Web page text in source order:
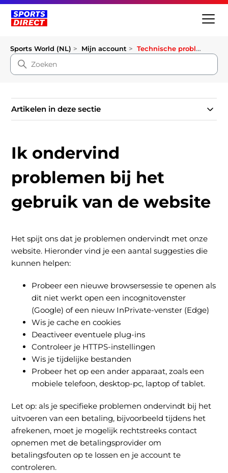
Sports World (NL) Mijn account Technische problemen
Artikelen in deze sectie
Ik ondervind
problemen bij het
gebruik van de website
Het spijt ons dat je problemen ondervindt met onze
website. Hieronder vind je een aantal suggesties die
kunnen helpen:
Probeer een nieuwe browsersessie te openen als
dit niet werkt open een incognitovenster
(Google) of een nieuw InPrivate-venster (Edge)
Wis je cache en cookies
Deactiveer eventuele plug-ins
Controleer je HTTPS-instellingen
Wis je tijdelijke bestanden
Probeer het op een ander apparaat, zoals een
mobiele telefoon, desktop-pc, laptop of tablet.
Let op: als je specifieke problemen ondervindt bij het
uitvoeren van een betaling, bijvoorbeeld tijdens het
afrekenen, moet je mogelijk rechtstreeks contact
opnemen met de betalingsprovider om
betalingsfouten op te lossen en je account te
controleren.